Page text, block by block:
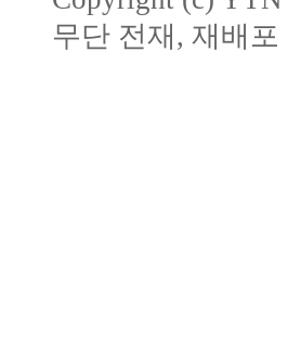
무단 전재, 재배